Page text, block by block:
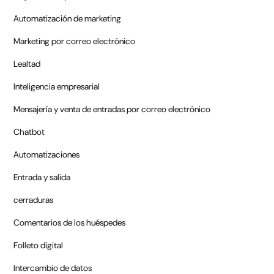
Automatización de marketing
Marketing por correo electrónico
Lealtad
Inteligencia empresarial
Mensajería y venta de entradas por correo electrónico
Chatbot
Automatizaciones
Entrada y salida
cerraduras
Comentarios de los huéspedes
Folleto digital
Intercambio de datos